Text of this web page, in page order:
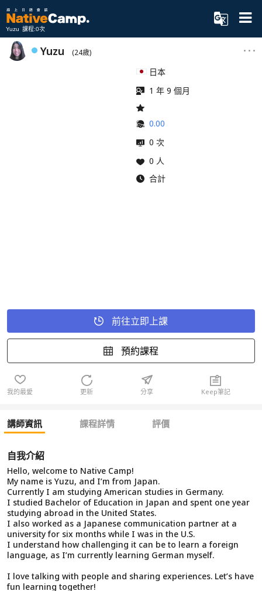
Yuzu 課程:0次
Yuzu (24歲)
日本
1 年 9 個月
0.00
0 次
0 人
合計
前往立即上課
預約課程
我的最愛 更新 分享 Keep筆記
講師資訊 課程詳情 評價
自我介紹
Hello, welcome to Native Camp!
My name is Yuzu, and I’m from Japan.
Currently I am studying American studies in Germany.
I studied Bachelor of Education in Japan and spent one year
studying abroad in the United States.
I also worked as a Japanese communication partner at a
university for six months while I was in the U.S.
I understand how challenging it can be to learn a foreign
language, as I’m currently learning German myself.
I love talking with people and sharing experiences. Let’s have
fun learning together!